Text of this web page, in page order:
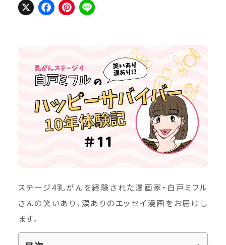
X Facebook
Pinterest
ステージ4乳がんを経験された漫画家・白戸ミフル
さんの笑いあり、涙ありのエッセイ漫画をお届けし
ます。